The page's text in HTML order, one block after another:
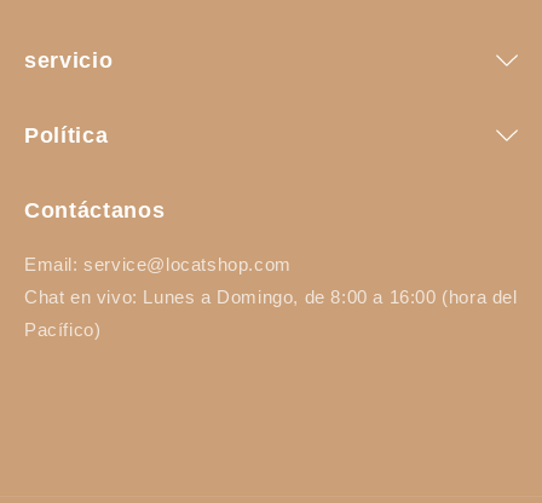
servicio
Política
Contáctanos
Email: service@locatshop.com
Chat en vivo: Lunes a Domingo, de 8:00 a 16:00 (hora del
Pacífico)